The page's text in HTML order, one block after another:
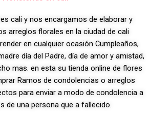
cali y nos encargamos de elaborar y
arreglos florales en la ciudad de cali
en cualquier ocasión Cumpleaños,
día del Padre, día de amor y amistad,
mas. en esta su tienda online de flores
Ramos de condolencias o arreglos
para enviar a modo de condolencia a
de una persona que a fallecido.